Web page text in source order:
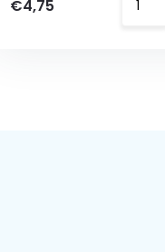
€4,75